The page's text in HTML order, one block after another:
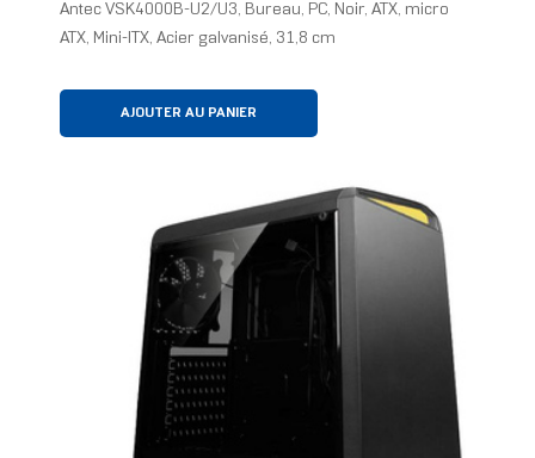
Antec VSK4000B-U2/U3, Bureau, PC, Noir, ATX, micro
ATX, Mini-ITX, Acier galvanisé, 31,8 cm
AJOUTER AU PANIER